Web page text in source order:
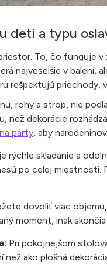
detí a typu
To, čo funguje
najveselšie v balení,
rešpektujú priechody,
rohy a strop, nie
než dekorácie
párty , aby
rýchle skladanie a
po celej
dovoliť viac
moment, inak
Pri pokojnejšom
ako plošná